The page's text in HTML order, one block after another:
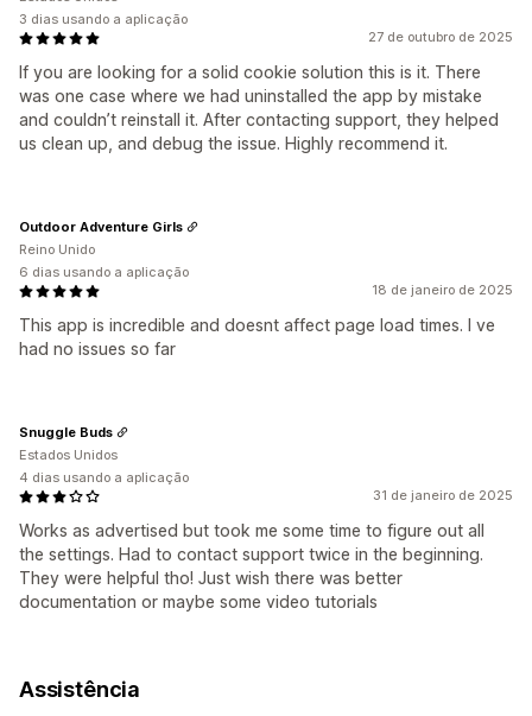
27 de outubro de 2025
If you are looking for a solid cookie solution this is it. There
was one case where we had uninstalled the app by mistake
and couldn’t reinstall it. After contacting support, they helped
us clean up, and debug the issue. Highly recommend it.
3 dias usando a aplicação
18 de janeiro de 2025
This app is incredible and doesnt affect page load times. I ve
had no issues so far
Outdoor Adventure Girls
Reino Unido
6 dias usando a aplicação
31 de janeiro de 2025
Works as advertised but took me some time to figure out all
the settings. Had to contact support twice in the beginning.
They were helpful tho! Just wish there was better
documentation or maybe some video tutorials
Snuggle Buds
Estados Unidos
4 dias usando a aplicação
Assistência